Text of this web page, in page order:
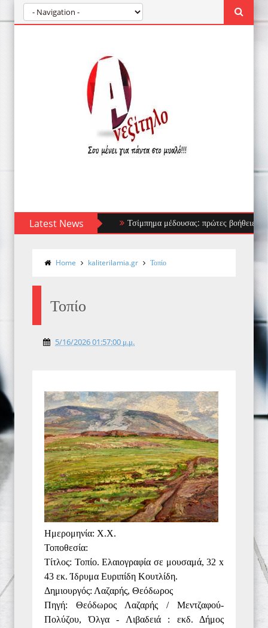
Latest News Τσίμπημα μέδουσας: πρώτες βοήθειες, τι να
Home kaliterilamia.gr Τοπίο
Τοπίο
5/16/2026 01:57:00 μ.μ.
Ημερομηνία: Χ.Χ.
Τοποθεσία:
Τίτλος: Τοπίο. Ελαιογραφία σε μουσαμά, 32 x
43 εκ. Ίδρυμα Ευριπίδη Κουτλίδη.
Δημιουργός: Λαζαρής, Θεόδωρος
Πηγή: Θεόδωρος Λαζαρής / Μεντζαφού-
Πολύζου, Όλγα - Λιβαδειά : εκδ. Δήμος